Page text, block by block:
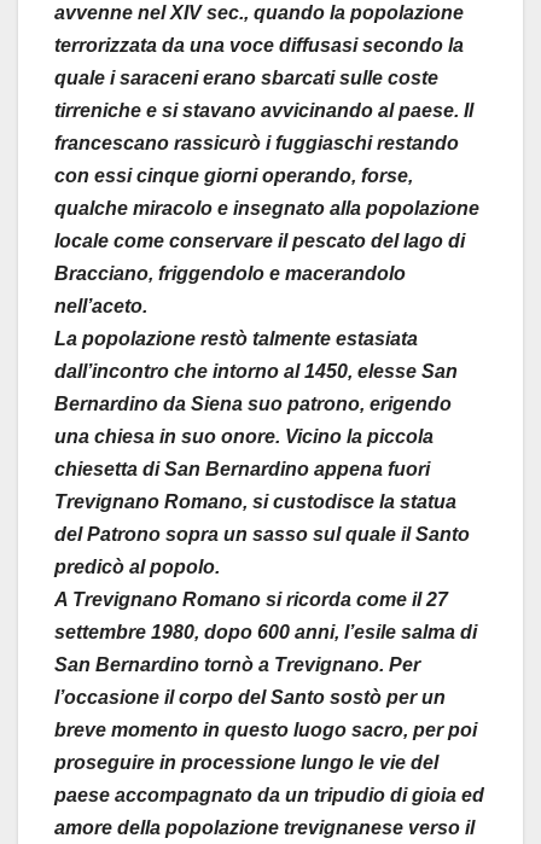
avvenne nel XIV sec., quando la popolazione
terrorizzata da una voce diffusasi secondo la
quale i saraceni erano sbarcati sulle coste
tirreniche e si stavano avvicinando al paese. Il
francescano rassicurò i fuggiaschi restando
con essi cinque giorni operando, forse,
qualche miracolo e insegnato alla popolazione
locale come conservare il pescato del lago di
Bracciano, friggendolo e macerandolo
nell’aceto.
La popolazione restò talmente estasiata
dall’incontro che intorno al 1450, elesse San
Bernardino da Siena suo patrono, erigendo
una chiesa in suo onore. Vicino la piccola
chiesetta di San Bernardino appena fuori
Trevignano Romano, si custodisce la statua
del Patrono sopra un sasso sul quale il Santo
predicò al popolo.
A Trevignano Romano si ricorda come il 27
settembre 1980, dopo 600 anni, l’esile salma di
San Bernardino tornò a Trevignano. Per
l’occasione il corpo del Santo sostò per un
breve momento in questo luogo sacro, per poi
proseguire in processione lungo le vie del
paese accompagnato da un tripudio di gioia ed
amore della popolazione trevignanese verso il